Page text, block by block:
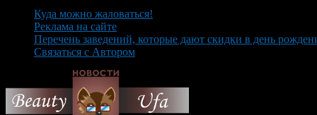
Куда можно жаловаться!
Реклама на сайте
Перечень заведений, которые дают скидки в день
Связаться с Автором